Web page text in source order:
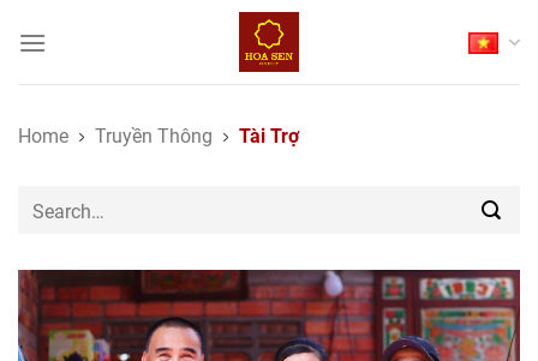
Home Truyền Thông Tài Trợ